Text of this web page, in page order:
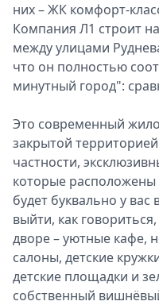
них – ЖК комфорт-
Компания Л1 строит
между улицами
что он полностью
минутный город":
Это современный
закрытой
частности,
которые расположены
будет буквально у
выйти, как
дворе – уютные кафе,
салоны, детские
детские площадки и
собственный